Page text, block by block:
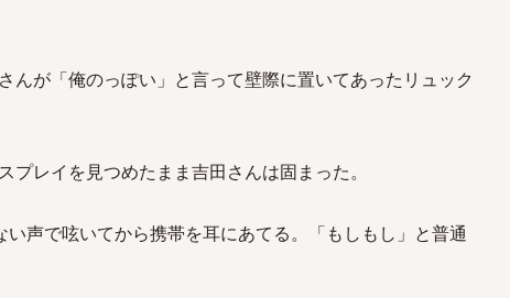
んが「俺のっぽい」と言って壁際に置いてあったリュック
レイを見つめたまま吉田さんは固まった。
声で呟いてから携帯を耳にあてる。「もしもし」と普通